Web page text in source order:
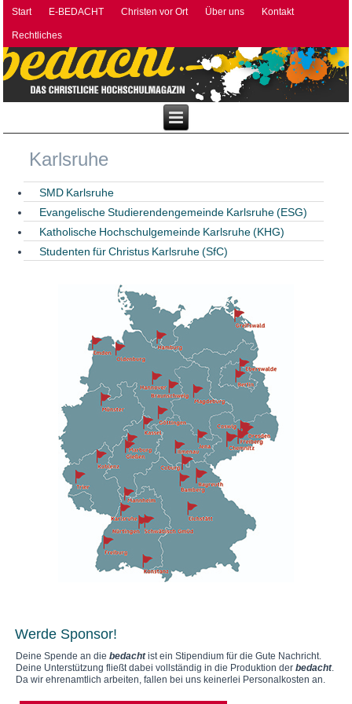
Start E-BEDACHT Christen vor Ort Über uns Kontakt
Rechtliches
Karlsruhe
SMD Karlsruhe
Evangelische Studierendengemeinde Karlsruhe (ESG)
Katholische Hochschulgemeinde Karlsruhe (KHG)
Studenten für Christus Karlsruhe (SfC)
Werde Sponsor!
Deine Spende an diebedachtist ein Stipendium für die Gute Nachricht.
Deine Unterstützung fließt dabei vollständig in die Produktion der bedacht.
Da wir ehrenamtlich arbeiten, fallen bei uns keinerlei Personalkosten an.